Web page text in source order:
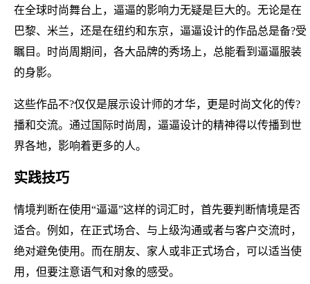
在全球时尚舞台上，逼逼的影响力无疑是巨大的。无论是在
巴黎、米兰，还是在纽约和东京，逼逼设计的作品总是备?受
瞩目。时尚周期间，各大品牌的秀场上，总能看到逼逼服装
的身影。
这些作品不?仅仅是展示设计师的才华，更是时尚文化的传?
播和交流。通过国际时尚周，逼逼设计的精神得以传播到世
界各地，影响着更多的人。
实践技巧
情境判断在使用“逼逼”这样的词汇时，首先要判断情境是否
适合。例如，在正式场合、与上级沟通或者与客户交流时，
绝对避免使用。而在朋友、家人或非正式场合，可以适当使
用，但要注意语气和对象的感受。